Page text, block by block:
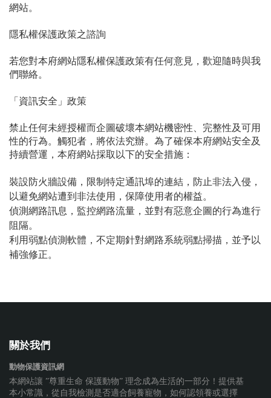
網站。
隱私權保護政策之諮詢
若您對本府網站隱私權保護政策有任何意見，歡迎隨時與我
們聯絡。
「資訊安全」政策
禁止任何未經授權而企圖破壞本網站機密性、完整性及可用
性的行為。觸犯者，將依法究辦。為了確保本府網站安全及
持續營運，本府網站採取以下的安全措施：
裝設防火牆設備，限制特定通訊埠的連結，防止非法入侵，
以避免網站遭到非法使用，保障使用者的權益。
偵測網路訊息，監控網路流量，並對有惡意企圖的行為進行
阻隔。
利用弱點偵測軟體，不定期針對網路系統弱點掃描，並予以
補強修正。
關於我們
動物保護資訊網
本網站讓 ”尊重生命 保護動物” 理念成為生活的一部分！提供基
本小常識，從自我檢測是否適合飼養寵物，如何認領養或選擇